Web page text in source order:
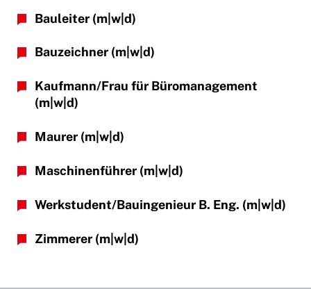
Bauleiter (m|w|d)
Bauzeichner (m|w|d)
Kaufmann/Frau für Büromanagement
(m|w|d)
Maurer (m|w|d)
Maschinenführer (m|w|d)
Werkstudent/Bauingenieur B. Eng. (m|w|d)
Zimmerer (m|w|d)